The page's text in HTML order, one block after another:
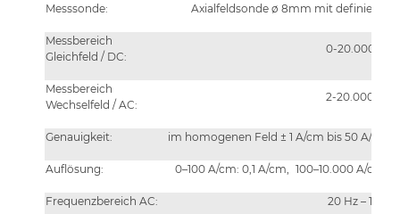
Messsonde: Axialfeldsonde ø 8mm mit
Messbereich
Gleichfeld / DC:
0-20.000 A/
Messbereich
Wechselfeld / AC:
2-20.000 A/
Genauigkeit: im homogenen Feld ± 1 A/cm bis 50 A/cm,
Auflösung: 0–100 A/cm: 0,1 A/cm, 100–10.000 A/cm:
Frequenzbereich AC: 20 Hz – 100